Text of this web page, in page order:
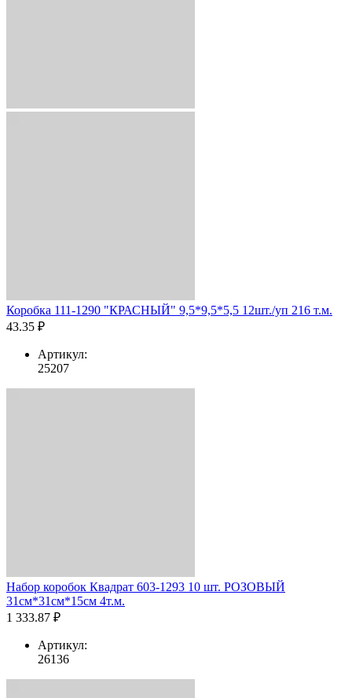
Коробка 111-1290 "КРАСНЫЙ" 9,5*9,5*5,5 12шт./уп 216 т.м.
43.35 ₽
Артикул:
25207
Набор коробок Квадрат 603-1293 10 шт. РОЗОВЫЙ
31см*31см*15см 4т.м.
1 333.87 ₽
Артикул:
26136